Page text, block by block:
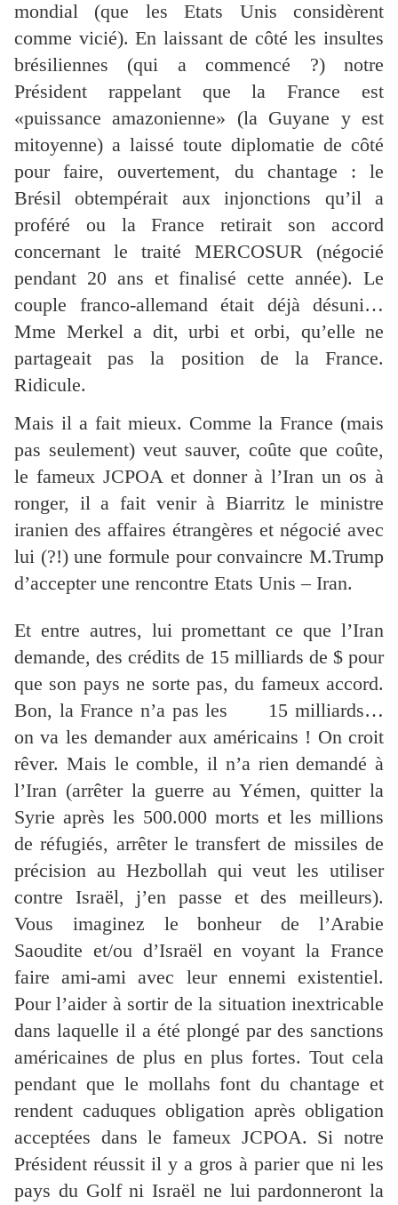
mondial (que les Etats Unis considèrent
comme vicié). En laissant de côté les insultes
brésiliennes (qui a commencé ?) notre
Président rappelant que la France est
«puissance amazonienne» (la Guyane y est
mitoyenne) a laissé toute diplomatie de côté
pour faire, ouvertement, du chantage : le
Brésil obtempérait aux injonctions qu’il a
proféré ou la France retirait son accord
concernant le traité MERCOSUR (négocié
pendant 20 ans et finalisé cette année). Le
couple franco-allemand était déjà désuni…
Mme Merkel a dit, urbi et orbi, qu’elle ne
partageait pas la position de la France.
Ridicule.
Mais il a fait mieux. Comme la France (mais
pas seulement) veut sauver, coûte que coûte,
le fameux JCPOA et donner à l’Iran un os à
ronger, il a fait venir à Biarritz le ministre
iranien des affaires étrangères et négocié avec
lui (?!) une formule pour convaincre M.Trump
d’accepter une rencontre Etats Unis – Iran.
Et entre autres, lui promettant ce que l’Iran
demande, des crédits de 15 milliards de $ pour
que son pays ne sorte pas, du fameux accord.
Bon, la France n’a pas les 15 milliards…
on va les demander aux américains ! On croit
rêver. Mais le comble, il n’a rien demandé à
l’Iran (arrêter la guerre au Yémen, quitter la
Syrie après les 500.000 morts et les millions
de réfugiés, arrêter le transfert de missiles de
précision au Hezbollah qui veut les utiliser
contre Israël, j’en passe et des meilleurs).
Vous imaginez le bonheur de l’Arabie
Saoudite et/ou d’Israël en voyant la France
faire ami-ami avec leur ennemi existentiel.
Pour l’aider à sortir de la situation inextricable
dans laquelle il a été plongé par des sanctions
américaines de plus en plus fortes. Tout cela
pendant que le mollahs font du chantage et
rendent caduques obligation après obligation
acceptées dans le fameux JCPOA. Si notre
Président réussit il y a gros à parier que ni les
pays du Golf ni Israël ne lui pardonneront la